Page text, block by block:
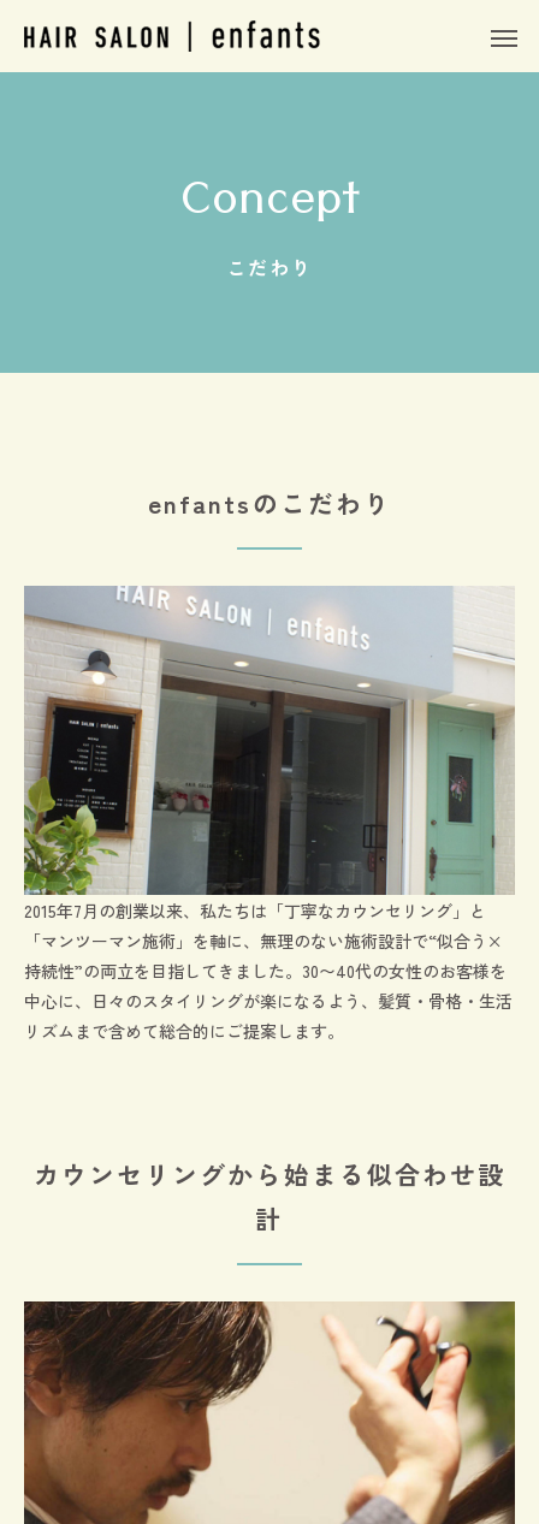
/home/c8921065/
/home/c8921065/public_html/hairsalon-enfants.com/
/home/c8921065/
/home/c8921065/public_html/hairsalon-enfants.com/
Concept
こだわり
enfantsのこだわり
2015年7月の創業以来、私たちは「丁寧なカウンセリング」と
「マンツーマン施術」を軸に、無理のない施術設計で“似合う×
持続性”の両立を目指してきました。30〜40代の女性のお客様を
中心に、日々のスタイリングが楽になるよう、髪質・骨格・生活
リズムまで含めて総合的にご提案します。
カウンセリングから始まる似合わせ設
計